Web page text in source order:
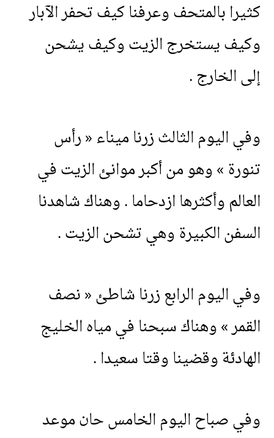
كثيرا بالمتحف وعرفنا كيف تحفر الآبار
وكيف يستخرج الزيت وكيف يشحن
إلى الخارج .
وفي اليوم الثالث زرنا ميناء « رأس
تنورة » وهو من أكبر موانئ الزيت في
العالم وأكثرها ازدحاما . وهناك شاهدنا
السفن الكبيرة وهي تشحن الزيت .
وفي اليوم الرابع زرنا شاطئ « نصف
القمر » وهناك سبحنا في مياه الخليج
الهادئة وقضينا وقتا سعيدا .
وفي صباح اليوم الخامس حان موعد